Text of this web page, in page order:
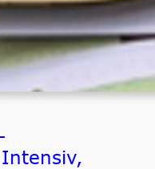
Intensiv,